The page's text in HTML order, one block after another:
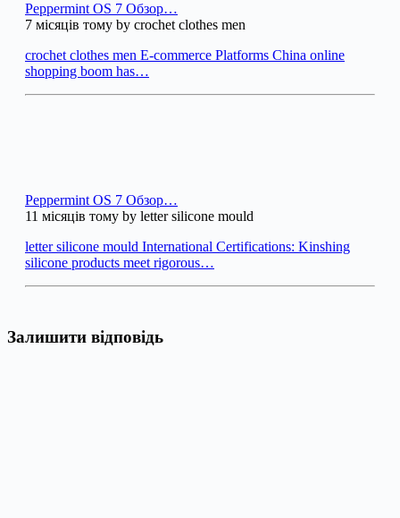
Peppermint OS 7 Обзор…
7 місяців тому by crochet clothes men
crochet clothes men E-commerce Platforms China online
shopping boom has…
Peppermint OS 7 Обзор…
11 місяців тому by letter silicone mould
letter silicone mould International Certifications: Kinshing
silicone products meet rigorous…
Залишити відповідь